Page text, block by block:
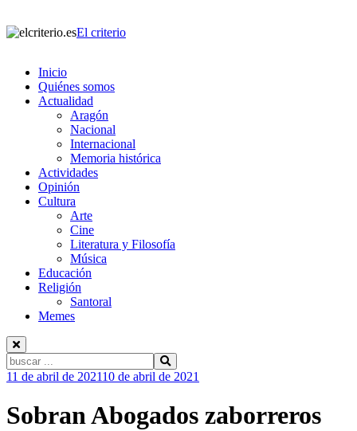
El criterio
Inicio
Quiénes somos
Actualidad
Aragón
Nacional
Internacional
Memoria histórica
Actividades
Opinión
Cultura
Arte
Cine
Literatura y Filosofía
Música
Educación
Religión
Santoral
Memes
Buscar:
Ir
contenido
11 de abril de 202110 de abril de 2021
Sobran Abogados zaborreros